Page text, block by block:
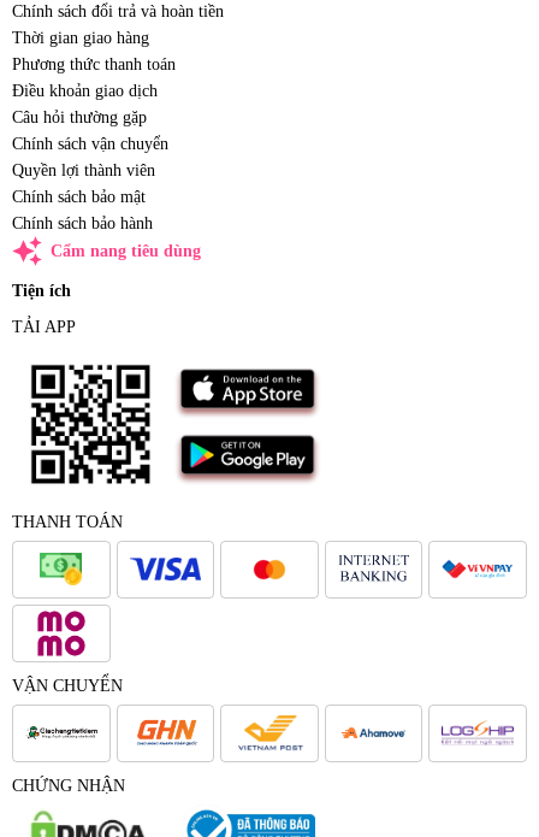
Chính sách đổi trả và hoàn tiền
Thời gian giao hàng
Phương thức thanh toán
Điều khoản giao dịch
Câu hỏi thường gặp
Chính sách vận chuyển
Quyền lợi thành viên
Chính sách bảo mật
Chính sách bảo hành
auto_awesome Cẩm nang tiêu dùng
Tiện ích
TẢI APP
THANH TOÁN
VẬN CHUYỂN
CHỨNG NHẬN